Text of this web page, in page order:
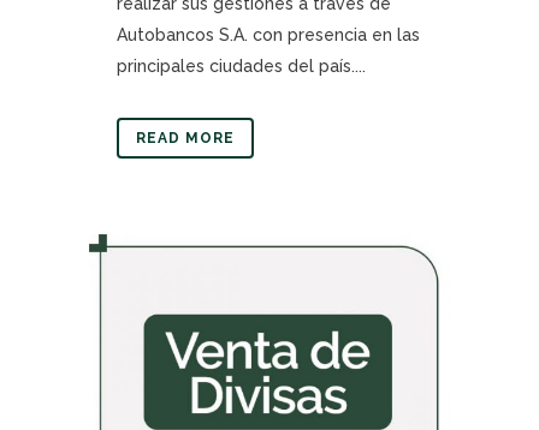
Autobancos S.A. con presencia en las
principales ciudades del país....
READ MORE